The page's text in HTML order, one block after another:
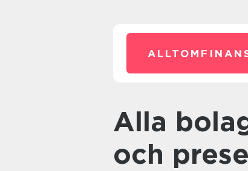
Alla bolag Norge: En översikt
och